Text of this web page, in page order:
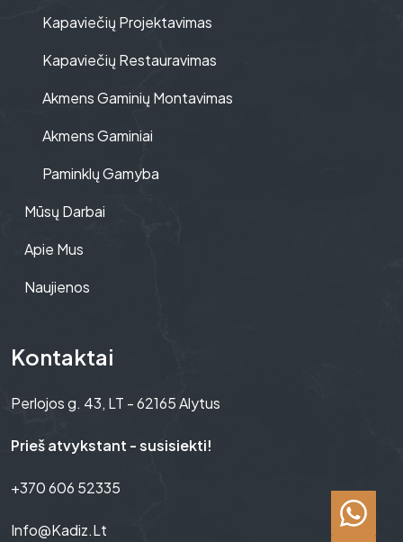
Kapaviečių Projektavimas
Kapaviečių Restauravimas
Akmens Gaminių Montavimas
Akmens Gaminiai
Paminklų Gamyba
Mūsų Darbai
Apie Mus
Naujienos
Kontaktai
Perlojos g. 43, LT - 62165 Alytus
Prieš atvykstant - susisiekti!
+370 606 52335
Info@kadiz.lt